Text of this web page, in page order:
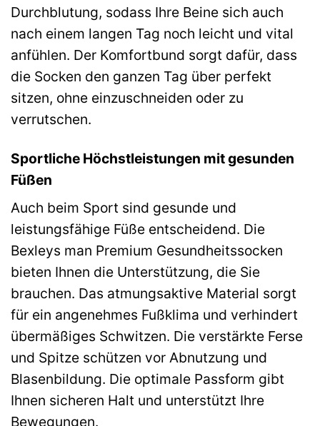
Durchblutung, sodass Ihre Beine sich auch
nach einem langen Tag noch leicht und vital
anfühlen. Der Komfortbund sorgt dafür, dass
die Socken den ganzen Tag über perfekt
sitzen, ohne einzuschneiden oder zu
verrutschen.
Sportliche Höchstleistungen mit gesunden
Füßen
Auch beim Sport sind gesunde und
leistungsfähige Füße entscheidend. Die
Bexleys man Premium Gesundheitssocken
bieten Ihnen die Unterstützung, die Sie
brauchen. Das atmungsaktive Material sorgt
für ein angenehmes Fußklima und verhindert
übermäßiges Schwitzen. Die verstärkte Ferse
und Spitze schützen vor Abnutzung und
Blasenbildung. Die optimale Passform gibt
Ihnen sicheren Halt und unterstützt Ihre
Bewegungen.